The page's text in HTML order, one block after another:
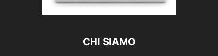
CHI SIAMO